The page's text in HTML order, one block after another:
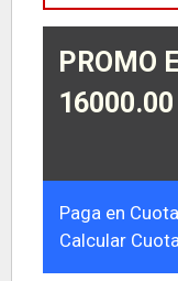
PROMO
16000.00
Paga en
Calcular